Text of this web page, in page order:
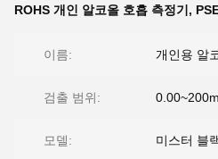
ROHS 개인 알코올 호흡 측정기 ,
이름: 개인용 알
검출 범위:
모델: 미스터 블